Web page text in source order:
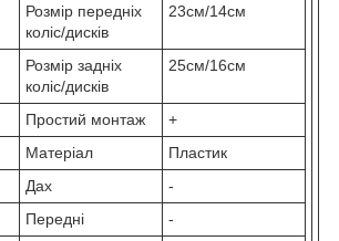
Розмір передніх
коліс/дисків
23см/14см
Розмір задніх
коліс/дисків
25см/16см
Простий монтаж
+
Матеріал
Пластик
Дах
-
Передні
-